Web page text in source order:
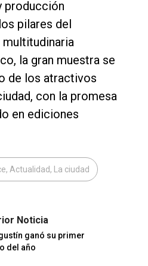
producción
pilares del
multitudinaria
la gran muestra se
de los atractivos
con la promesa
en ediciones
Actualidad, La ciudad
Noticia
ganó su primer
del año